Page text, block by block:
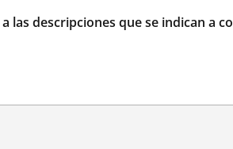
las descripciones que se indican a